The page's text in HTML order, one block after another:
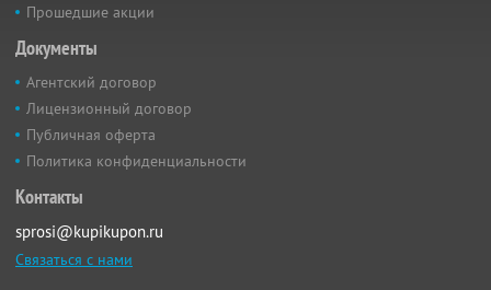
Прошедшие акции
Документы
Агентский договор
Лицензионный договор
Публичная оферта
Политика конфиденциальности
Контакты
sprosi@kupikupon.ru
Связаться с нами